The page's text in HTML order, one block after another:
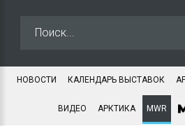
НОВОСТИ КАЛЕНДАРЬ ВЫСТАВОК
ВИДЕО АРКТИКА MWR